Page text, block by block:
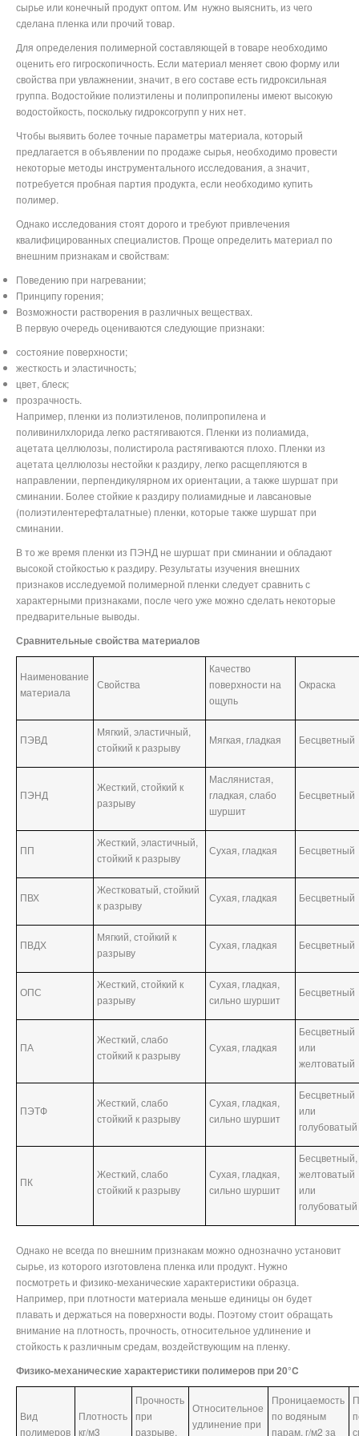
сырье или конечный продукт оптом. Им нужно выяснить, из чего
сделана пленка или прочий товар.
Для определения полимерной составляющей в товаре необходимо
оценить его гигроскопичность. Если материал меняет свою форму или
свойства при увлажнении, значит, в его составе есть гидроксильная
группа. Водостойкие полиэтилены и полипропилены имеют высокую
водостойкость, поскольку гидроксогрупп у них нет.
Чтобы выявить более точные параметры материала, который
предлагается в объявлении по продаже сырья, необходимо провести
некоторые методы инструментального исследования, а значит,
потребуется пробная партия продукта, если необходимо купить
полимер.
Однако исследования стоят дорого и требуют привлечения
квалифицированных специалистов. Проще определить материал по
внешним признакам и свойствам:
Поведению при нагревании;
Принципу горения;
Возможности растворения в различных веществах.
В первую очередь оцениваются следующие признаки:
состояние поверхности;
жесткость и эластичность;
цвет, блеск;
прозрачность.
Например, пленки из полиэтиленов, полипропилена и
поливинилхлорида легко растягиваются. Пленки из полиамида,
ацетата целлюлозы, полистирола растягиваются плохо. Пленки из
ацетата целлюлозы нестойки к раздиру, легко расщепляются в
направлении, перпендикулярном их ориентации, а также шуршат при
сминании. Более стойкие к раздиру полиамидные и лавсановые
(полиэтилентерефталатные) пленки, которые также шуршат при
сминании.
В то же время пленки из ПЭНД не шуршат при сминании и обладают
высокой стойкостью к раздиру. Результаты изучения внешних
признаков исследуемой полимерной пленки следует сравнить с
характерными признаками, после чего уже можно сделать некоторые
предварительные выводы.
Сравнительные свойства материалов
Наименование
материала
Свойства
Качество
поверхности на
ощупь
Окраска
ПЭВД
Мягкий, эластичный,
стойкий к разрыву
Мягкая, гладкая Бесцветный
ПЭНД
Жесткий, стойкий к
разрыву
Маслянистая,
гладкая, слабо
шуршит
Бесцветный
ПП
Жесткий, эластичный,
стойкий к разрыву
Сухая, гладкая Бесцветный
ПВХ
Жестковатый, стойкий
к разрыву
Сухая, гладкая Бесцветный
ПВДХ
Мягкий, стойкий к
разрыву
Сухая, гладкая Бесцветный
ОПС
Жесткий, стойкий к
разрыву
Сухая, гладкая,
сильно шуршит
Бесцветный
ПА
Жесткий, слабо
стойкий к разрыву
Сухая, гладкая
Бесцветный
или
желтоватый
ПЭТФ
Жесткий, слабо
стойкий к разрыву
Сухая, гладкая,
сильно шуршит
Бесцветный
или
голубоватый
ПК
Жесткий, слабо
стойкий к разрыву
Сухая, гладкая,
сильно шуршит
Бесцветный,
желтоватый
или
голубоватый
Однако не всегда по внешним признакам можно однозначно установит
сырье, из которого изготовлена пленка или продукт. Нужно
посмотреть и физико-механические характеристики образца.
Например, при плотности материала меньше единицы он будет
плавать и держаться на поверхности воды. Поэтому стоит обращать
внимание на плотность, прочность, относительное удлинение и
стойкость к различным средам, воздействующим на пленку.
Физико-механические характеристики полимеров при 20°C
Вид
полимеров
Плотность
кг/м3
Прочность
при
разрыве,
Относительное
удлинение при
Проницаемость
по водяным
парам, г/м2 за